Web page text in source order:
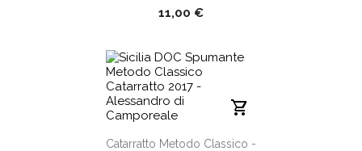
11,00 €
shopping_cart
Catarratto Metodo Classico -